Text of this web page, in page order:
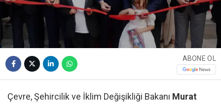
ABONE OL
Çevre, Şehircilik ve İklim Değişikliği Bakanı Murat